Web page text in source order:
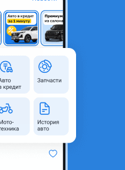
и может быть
Восточно-
Казахстанская область
1985 - н.в. 1 поколение